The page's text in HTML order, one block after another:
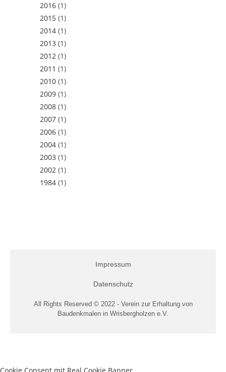
2016 (1)
2015 (1)
2014 (1)
2013 (1)
2012 (1)
2011 (1)
2010 (1)
2009 (1)
2008 (1)
2007 (1)
2006 (1)
2004 (1)
2003 (1)
2002 (1)
1984 (1)
Impressum
Datenschutz
All Rights Reserved © 2022 - Verein zur Erhaltung von
Baudenkmalen in Wrisbergholzen e.V.